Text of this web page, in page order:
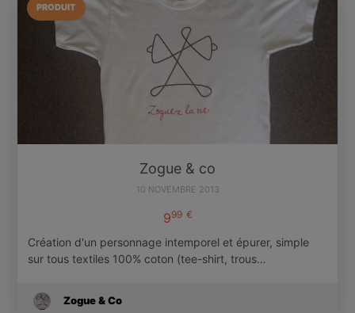
PRODUIT
Zogue & co
10 NOVEMBRE 2013
999 €
Création d'un personnage intemporel et épurer, simple
sur tous textiles 100% coton (tee-shirt, trous…
Zogue & Co